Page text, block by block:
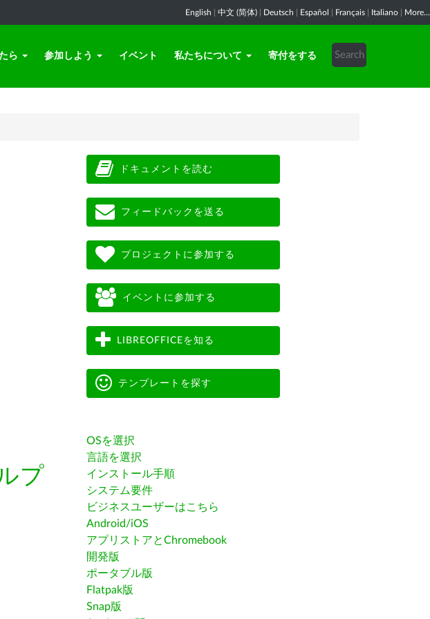
English 中文 (简体) Deutsch Español Français Italiano More...
ら 参加しよう イベント 私たちについて 寄付をする
プ
ドキュメントを読む
フィードバックを送る
プロジェクトに参加する
イベントに参加する
LIBREOFFICEを知る
テンプレートを探す
OSを選択
言語を選択
インストール手順
システム要件
ビジネスユーザーはこちら
Android/iOS
アプリストアとChromebook
開発版
ポータブル版
Flatpak版
Snap版